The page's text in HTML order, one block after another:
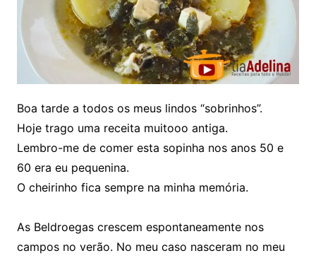
Boa tarde a todos os meus lindos “sobrinhos”.
Hoje trago uma receita muitooo antiga.
Lembro-me de comer esta sopinha nos anos 50 e
60 era eu pequenina.
O cheirinho fica sempre na minha memória.
As Beldroegas crescem espontaneamente nos
campos no verão. No meu caso nasceram no meu